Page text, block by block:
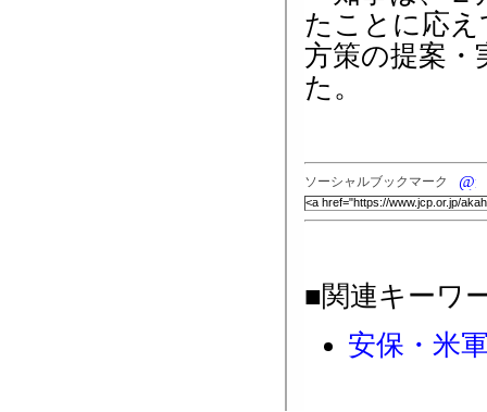
たことに応
方策の提案・
た。
ソーシャルブックマーク
■関連キーワ
安保・米